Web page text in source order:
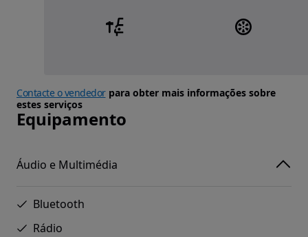
Contacte o vendedorpara obter mais informações sobre
estes serviços
Equipamento
Áudio e Multimédia
Bluetooth
Rádio